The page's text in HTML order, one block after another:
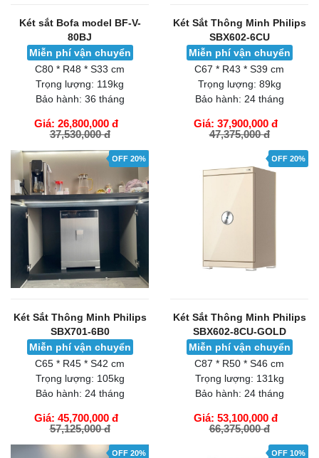
Két sắt Bofa model BF-V-
80BJ
Miễn phí vận chuyển
C80 * R48 * S33 cm
Trọng lượng: 119kg
Bảo hành: 36 tháng
Giá: 26,800,000 đ
37,530,000 đ
GIỎ HÀNG
Két Sắt Thông Minh Philips
SBX602-6CU
Miễn phí vận chuyển
C67 * R43 * S39 cm
Trọng lượng: 89kg
Bảo hành: 24 tháng
Giá: 37,900,000 đ
47,375,000 đ
GIỎ HÀNG
OFF 20%
Két Sắt Thông Minh Philips
SBX701-6B0
Miễn phí vận chuyển
C65 * R45 * S42 cm
Trọng lượng: 105kg
Bảo hành: 24 tháng
Giá: 45,700,000 đ
57,125,000 đ
GIỎ HÀNG
OFF 20%
Két Sắt Thông Minh Philips
SBX602-8CU-GOLD
Miễn phí vận chuyển
C87 * R50 * S46 cm
Trọng lượng: 131kg
Bảo hành: 24 tháng
Giá: 53,100,000 đ
66,375,000 đ
GIỎ HÀNG
OFF 20% OFF 10%